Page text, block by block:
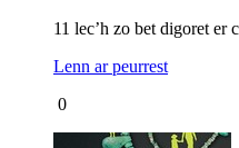
11 lec’h zo bet digoret er
Lenn ar peurrest
0